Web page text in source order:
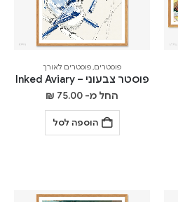
פוסטרים,פוסטרים לאורך
פוסטר צבעוני – Inked Aviary
החל מ- ₪ 75.00
הוספה לסל